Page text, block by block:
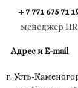
+ 7 771 675 71
менеджер HR
Адрес и E-mail
г. Усть-